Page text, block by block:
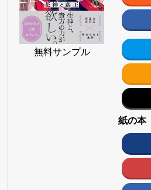
無料サンプル
紙の本